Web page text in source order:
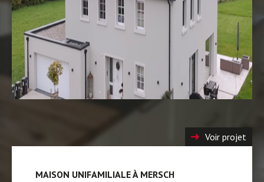
MAISON UNIFAMILIALE À MERSCH
Voir projet